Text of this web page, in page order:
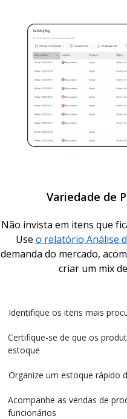
Variedade de
Não invista em itens que
Use o relatório Análise
demanda do mercado,
criar um mix
Identifique os itens mais
Certifique-se de que os
estoque
Organize um estoque rápido
Acompanhe as vendas de
funcionários